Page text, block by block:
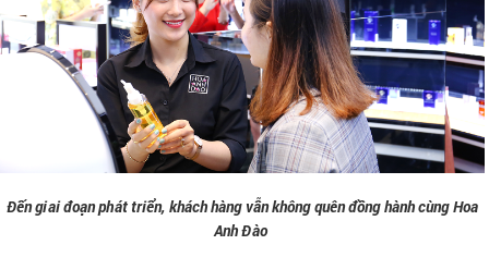
Đến giai đoạn phát triển, khách hàng vẫn không quên đồng hành cùng Hoa
Anh Đào